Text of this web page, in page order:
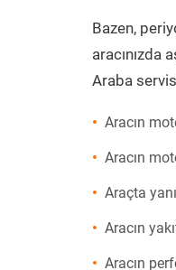
Bazen,
aracınızda
Araba
Aracın
Aracın
Araçta
Aracın
Aracın